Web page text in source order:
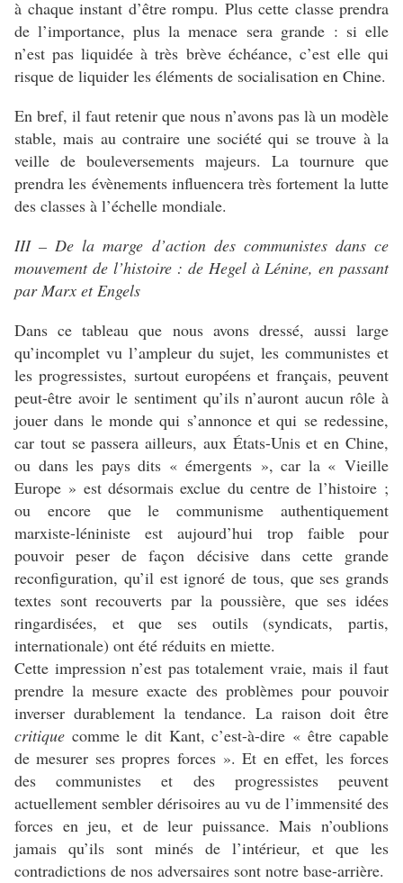
à chaque instant d’être rompu. Plus cette classe prendra
de l’importance, plus la menace sera grande : si elle
n’est pas liquidée à très brève échéance, c’est elle qui
risque de liquider les éléments de socialisation en Chine.
En bref, il faut retenir que nous n’avons pas là un modèle
stable, mais au contraire une société qui se trouve à la
veille de bouleversements majeurs. La tournure que
prendra les évènements influencera très fortement la lutte
des classes à l’échelle mondiale.
III – De la marge d’action des communistes dans ce
mouvement de l’histoire : de Hegel à Lénine, en passant
par Marx et Engels
Dans ce tableau que nous avons dressé, aussi large
qu’incomplet vu l’ampleur du sujet, les communistes et
les progressistes, surtout européens et français, peuvent
peut-être avoir le sentiment qu’ils n’auront aucun rôle à
jouer dans le monde qui s’annonce et qui se redessine,
car tout se passera ailleurs, aux États-Unis et en Chine,
ou dans les pays dits « émergents », car la « Vieille
Europe » est désormais exclue du centre de l’histoire ;
ou encore que le communisme authentiquement
marxiste-léniniste est aujourd’hui trop faible pour
pouvoir peser de façon décisive dans cette grande
reconfiguration, qu’il est ignoré de tous, que ses grands
textes sont recouverts par la poussière, que ses idées
ringardisées, et que ses outils (syndicats, partis,
internationale) ont été réduits en miette.
Cette impression n’est pas totalement vraie, mais il faut
prendre la mesure exacte des problèmes pour pouvoir
inverser durablement la tendance. La raison doit être
critique comme le dit Kant, c’est-à-dire « être capable
de mesurer ses propres forces ». Et en effet, les forces
des communistes et des progressistes peuvent
actuellement sembler dérisoires au vu de l’immensité des
forces en jeu, et de leur puissance. Mais n’oublions
jamais qu’ils sont minés de l’intérieur, et que les
contradictions de nos adversaires sont notre base-arrière.